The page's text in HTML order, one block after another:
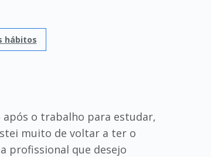
hábitos
o trabalho para estudar,
muito de voltar a ter o
profissional que desejo